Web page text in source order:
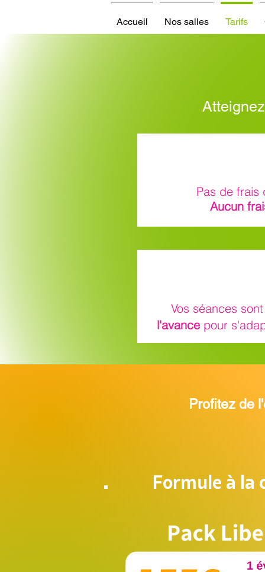
Accueil Nos salles Tarifs
Pas de frais
Aucun
Vos séances sont
l'avance pour
Profitez de
Formule à la